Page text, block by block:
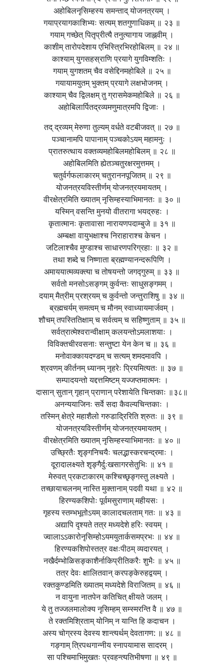
अहोबिलनृसिम्हस्य समन्ताद् योजनत्रयम् ।
गयाप्रयागकाशिभ्यः सत्यम् शतगुणाधिकम् ॥ २३ ॥
गयाम् गच्छेत् पितृप्रीत्यै तनुत्यागाय जाह्नवीम् ।
काशीम् तारोपदेशाय एभिस्त्रिभिरहोबिलम् ॥ २४ ॥
काश्याम् युगसहस्राणि प्रयागे युगविम्शतिः ।
गयाम् युगशतम् चैव वसेद्दिनमहोबिले ॥ २५ ॥
गयायामयुतम् भुक्तम् प्रयागे लक्षभोजनम् ।
काश्याम् चैव द्विलक्षम् तु ग्रासमेकमहोबिले ॥ २६ ॥
अहोबिलार्पितद्रव्यमणुमात्रमपि द्विजाः ।
तद् द्रव्यम् मेरुणा तुल्यम् वर्धते वटबीजवत् ॥ २७ ॥
पञ्चानामपि पापानाम् पञ्चकोऽयम् महामनुः ।
प्रातरुत्थाय वक्तव्यमहोबिलमहोबिलम् ॥ २८ ॥
अहोबिलमिति ह्येतञ्चतुरक्षरमुत्तमम् ।
चतुर्वर्गफलाकारम् चतुराननपूजितम् ॥ २९ ॥
योजनत्रयविस्तीर्णम् योजनत्रयमायतम् ।
वीरक्षेत्रमिति ख्यातम् नृसिम्हस्याभिमानतः ॥ ३० ॥
यस्मिन् वसन्ति मुनयो वीतरागा भयद्रुहः ।
कृतात्मानः कृतावासा नारायणपदाम्बुजे ॥ ३१ ॥
अम्बक्षा वायुभक्षाश्च निराहाराश्च केचन ।
जटिलाश्चैव मुण्डाश्च साधारणपरिग्रहाः ॥ ३२ ॥
तथा शब्दे च निष्णाता ब्रह्मण्यानन्दरूपिणि ।
अमाययात्मव्यक्त्या च तोषयन्तो जगद्गुरुम् ॥ ३३ ॥
सर्वतो मनसोऽसङ्गम् कुर्वन्तः साधुसङ्गमम् ।
दयाम् मैत्रीम् प्रश्रयम् च कुर्वन्तो जन्तुराशिषु ॥ ३४ ॥
ब्रह्मचर्यम् समत्वम् च मौनम् स्वाध्यायमार्जवम् ।
शौचम् तपस्तितिक्षाम् च सर्वत्वम् च सहिष्णुताम् ॥ ३५ ॥
सर्वत्रात्मेश्वरान्वीक्षाम् कलयन्तोऽमलाशयाः ।
विविक्तचीरवसनाः सन्तुष्टा येन केन च ॥ ३६ ॥
मनोवाक्कायदण्डम् च सत्यम् शमदमावपि ।
श्रवणम् कीर्तनम् ध्यानम् नृहरेः प्रियमित्यतः ॥ ३७ ॥
सम्पादयन्तो यद्दत्तमिष्टम् यज्जप्तमात्मनः ।
दासान् सुतान् गृहान् प्राणान् परेशायेति चिन्तकाः ॥३८॥
अनन्ययाजिनः सर्वे सदा कैवल्यचिन्तकाः ।
तस्मिन् क्षेत्रे महाशैलो गरुडाद्रिरिति श्रुतः ॥ ३९ ॥
योजनत्रयविस्तीर्णम् योजनत्रयमायतम् ।
वीरक्षेत्रमिति ख्यातम् नृसिम्हस्याभिमानतः ॥ ४० ॥
उच्छ्रितैः शृङ्गनिचयैः चलद्भास्करचन्द्रमाः ।
दूरादालक्ष्यते शृङ्गैर्दुःखसागरसेतुभिः ॥ ४१ ॥
मेरुवत् प्रकटाकारम् कश्चिच्छृङ्गस्तु लक्ष्यते ।
तच्छायाचलनम् नास्ति मुक्तानाम् पदवी यथा ॥ ४२ ॥
हिरण्यकशिपोः पूर्वमसुराणाम् महीयसः ।
गृहस्य स्तम्भभूतोऽयम् कालादचलताम् गतः ॥ ४३ ॥
अद्यापि दृश्यते तत्र मध्यदेशे हरिः स्वयम् ।
ज्वालाऽऽकारोनृसिम्होऽयमयुतार्कसमप्रभः ॥ ४४ ॥
हिरण्यकशिपोस्तत्र वक्षःपीठम् व्यदारयत् ।
नखैर्दम्भोळिसङ्काशैर्नाकिप्रीतिकरैः शुभैः ॥ ४५ ॥
तत्र देवः क्षालितवान् करपङ्केरुहद्वयम् ।
रक्तकुण्डमिति ख्यातम् मध्यदेशे विराजितम् ॥ ४६ ॥
न वायुना नातपेन कतिचित् क्षीयते जलम् ।
ये तु तज्जलमालोक्य नृसिम्हम् सम्स्मरन्ति वै ॥ ४७ ॥
ते रक्तमिश्रिताम् योनिम् न यान्ति हि कदाचन ।
अस्य चोग्रस्य देवस्य शान्त्यर्थम् देवतागण: ॥ ४८ ॥
गङ्गाम् त्रिपथगान्नीय स्नापयामास सादरम् ।
सा पश्चिमाभिमुखतः प्रवहन्त्यतिभीषणा ॥ ४९ ॥